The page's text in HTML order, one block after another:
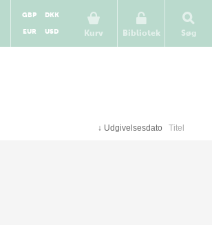
Kurv
GBP
DKK
EUR
USD Bibliotek Søg
↓ Udgivelsesdato Titel